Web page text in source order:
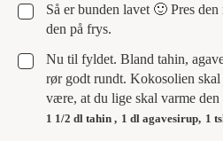
▢
Så er bunden lavet 🙂 Pres
den på frys.
▢
Nu til fyldet. Bland tahin,
rør godt rundt. Kokosolien
være, at du lige skal varme den
1 1/2 dl tahin , 1 dl agavesirup, 1